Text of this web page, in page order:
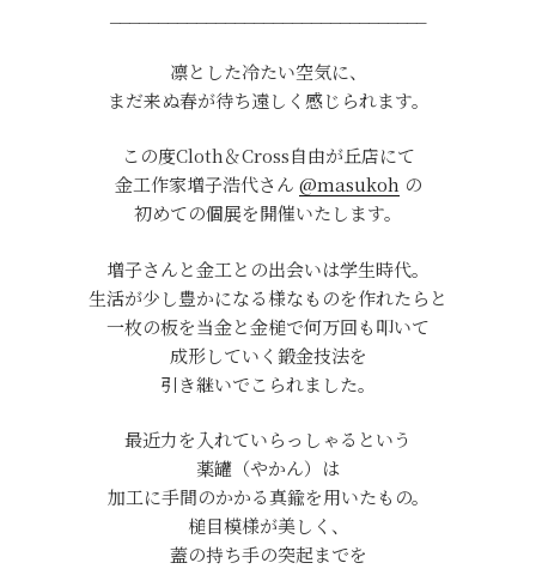
凛とした冷たい空気に、
まだ来ぬ春が待ち遠しく感じられます。
この度Cloth＆Cross自由が丘店にて
金工作家増子浩代さん @masukoh の
初めての個展を開催いたします。
増子さんと金工との出会いは学生時代。
生活が少し豊かになる様なものを作れたらと
一枚の板を当金と金槌で何万回も叩いて
成形していく鍛金技法を
引き継いでこられました。
最近力を入れていらっしゃるという
薬罐（やかん）は
加工に手間のかかる真鍮を用いたもの。
槌目模様が美しく、
蓋の持ち手の突起までを